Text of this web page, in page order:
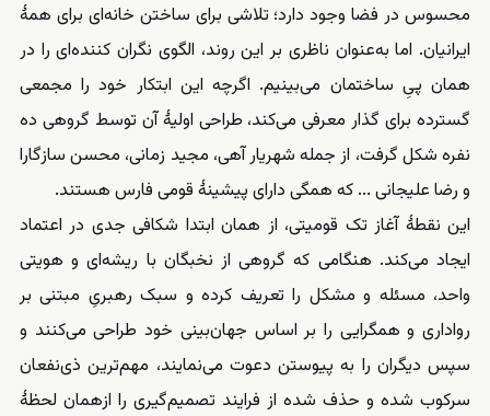
محسوس در فضا وجود دارد؛ تلاشی برای ساختن خانه‌ای برای همهٔ
ایرانیان. اما به‌عنوان ناظری بر این روند، الگوی نگران ‌کننده‌ای را در
همان پیِ ساختمان می‌بینیم. اگرچه این ابتکار خود را مجمعی
گسترده برای گذار معرفی می‌کند، طراحی اولیهٔ آن توسط گروهی ده
‌نفره شکل گرفت، از جمله شهریار آهی، مجید زمانی، محسن سازگارا
و رضا علیجانی ... که همگی دارای پیشینهٔ قومی فارس هستند.
این نقطهٔ آغاز تک ‌قومیتی، از همان ابتدا شکافی جدی در اعتماد
ایجاد می‌کند. هنگامی که گروهی از نخبگان با ریشه‌ای و هویتی
واحد، مسئله و مشکل را تعریف کرده و سبک رهبریِ مبتنی بر
رواداری و همگرایی را بر اساس جهان‌بینی خود طراحی می‌کنند و
سپس دیگران را به پیوستن دعوت می‌نمایند، مهم‌ترین ذی‌نفعان
سرکوب ‌شده و حذف ‌شده از فرایند تصمیم‌گیری را ازهمان لحظهٔ